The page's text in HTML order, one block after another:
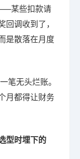
某些扣款请
调收到了，
是散落在月度
笔无头烂账。
月都得让财务
型时埋下的